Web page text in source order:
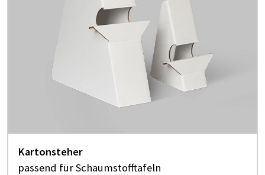
Kartonsteher
passend für Schaumstofftafeln